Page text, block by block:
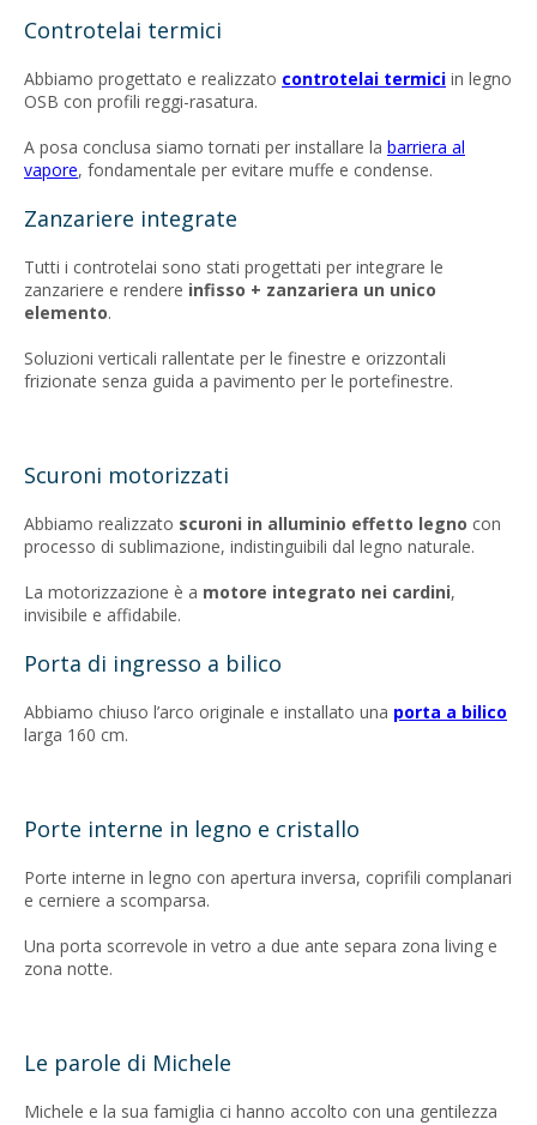
Controtelai termici
Abbiamo progettato e realizzato controtelai termici in legno
OSB con profili reggi-rasatura.
A posa conclusa siamo tornati per installare la barriera al
vapore, fondamentale per evitare muffe e condense.
Zanzariere integrate
Tutti i controtelai sono stati progettati per integrare le
zanzariere e rendere infisso + zanzariera un unico
elemento.
Soluzioni verticali rallentate per le finestre e orizzontali
frizionate senza guida a pavimento per le portefinestre.
Scuroni motorizzati
Abbiamo realizzato scuroni in alluminio effetto legno con
processo di sublimazione, indistinguibili dal legno naturale.
La motorizzazione è a motore integrato nei cardini,
invisibile e affidabile.
Porta di ingresso a bilico
Abbiamo chiuso l’arco originale e installato una porta a bilico
larga 160 cm.
Porte interne in legno e cristallo
Porte interne in legno con apertura inversa, coprifili complanari
e cerniere a scomparsa.
Una porta scorrevole in vetro a due ante separa zona living e
zona notte.
Le parole di Michele
Michele e la sua famiglia ci hanno accolto con una gentilezza